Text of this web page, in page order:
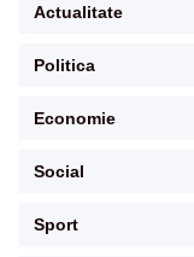
Actualitate
Politica
Economie
Social
Sport